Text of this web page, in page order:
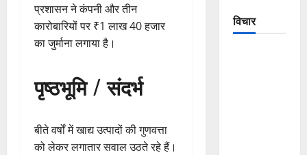
प्रशासन ने कंपनी और तीन
कारोबारियों पर ₹1 लाख 40 हजार
का जुर्माना लगाया है।
पृष्ठभूमि / संदर्भ
बीते वर्षों में खाद्य उत्पादों की गुणवत्ता
को लेकर लगातार सवाल उठते रहे हैं।
विचार